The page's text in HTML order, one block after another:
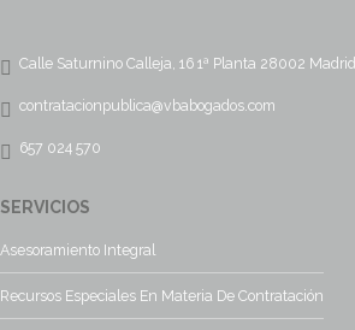
Calle Saturnino Calleja, 16 1ª Planta 28002 Madrid
contratacionpublica@vbabogados.com
657 024 570
SERVICIOS
Asesoramiento Integral
Recursos Especiales En Materia De Contratación